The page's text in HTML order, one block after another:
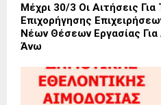
Μέχρι 30/3 Οι Αιτήσεις Για
Επιχορήγησης
Νέων Θέσεων Εργασίας
Άνω